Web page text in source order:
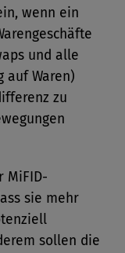
wenn ein
und alle
auf Waren)
zu
MiFID-
sie mehr
sollen die